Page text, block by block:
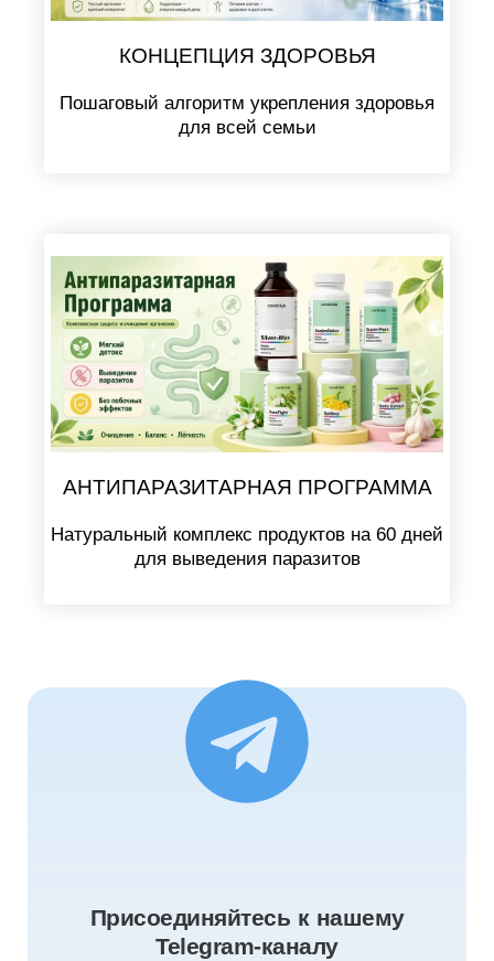
КОНЦЕПЦИЯ ЗДОРОВЬЯ
Пошаговый алгоритм укрепления здоровья
для всей семьи
АНТИПАРАЗИТАРНАЯ ПРОГРАММА
Натуральный комплекс продуктов на 60 дней
для выведения паразитов
Присоединяйтесь к нашему
Telegram-каналу